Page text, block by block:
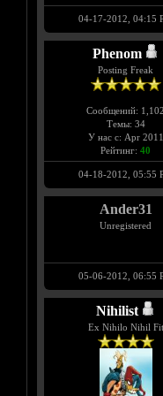
04-17-2012, 04:15
Phenom
Posting Freak
Сообщений: 1,102
Темы: 34
У нас с: Apr 2011
Рейтинг: 40
04-18-2012, 05:55
Ander31
Unregistered
05-06-2012, 06:55
Nihilist
Ex Nihilo Nihil Fit